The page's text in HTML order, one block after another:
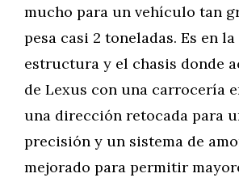
mucho para un vehículo tan
pesa casi 2 toneladas. Es en
estructura y el chasis donde
de Lexus con una carrocería
una dirección retocada para
precisión y un sistema de
mejorado para permitir